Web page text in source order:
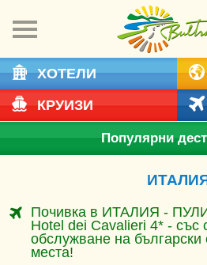
ХОТЕЛИ
КРУИЗИ
Популярни
Почивка в ИТАЛИЯ -
Hotel dei Cavalieri 4* - със
обслужване на български
места!